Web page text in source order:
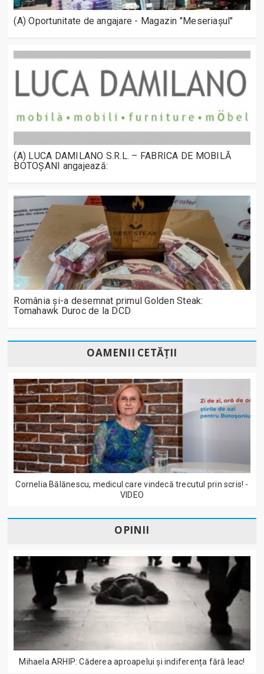
(A) Oportunitate de angajare - Magazin "Meseriașul"
(A) LUCA DAMILANO S.R.L. – FABRICA DE MOBILĂ
BOTOȘANI angajează:
România și-a desemnat primul Golden Steak:
Tomahawk Duroc de la DCD
OAMENII CETĂȚII
Cornelia Bălănescu, medicul care vindecă trecutul prin scris! -
VIDEO
OPINII
Mihaela ARHIP: Căderea aproapelui și indiferența fără leac!